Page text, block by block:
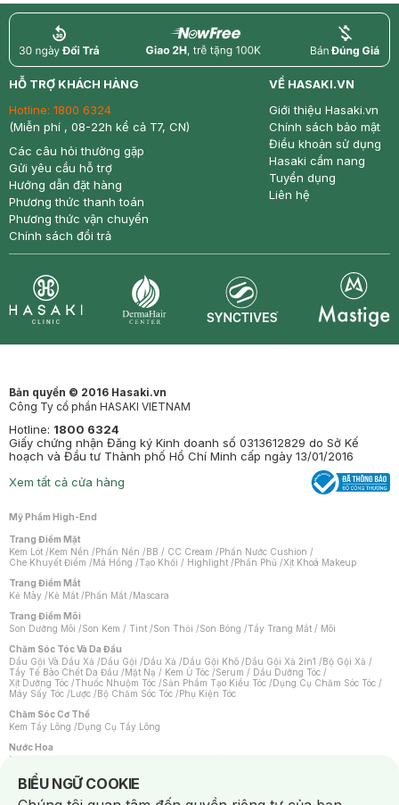
return nowfree price
HỖ TRỢ KHÁCH HÀNG
Hotline: 1800 6324
(Miễn phí , 08-22h kể cả T7, CN)
Các câu hỏi thường gặp
Gửi yêu cầu hỗ trợ
Hướng dẫn đặt hàng
Phương thức thanh toán
Phương thức vận chuyển
Chính sách đổi trả
VỀ HASAKI.VN
Giới thiệu Hasaki.vn
Chính sách bảo mật
Điều khoản sử dụng
Hasaki cẩm nang
Tuyển dụng
Liên hệ
Bản quyền © 2016 Hasaki.vn
Công Ty cổ phần HASAKI VIETNAM
Hotline: 1800 6324
Giấy chứng nhận Đăng ký Kinh doanh số 0313612829 do Sở Kế
hoạch và Đầu tư Thành phố Hồ Chí Minh cấp ngày 13/01/2016
Xem tất cả cửa hàng
Mỹ Phẩm High-End
Trang Điểm Mặt
Kem Lót /Kem Nền /Phấn Nền /BB / CC Cream /Phấn Nước Cushion /
Che Khuyết Điểm /Má Hồng /Tạo Khối / Highlight /Phấn Phủ /Xịt Khoá Makeup
Trang Điểm Mắt
Kẻ Mày /Kẻ Mắt /Phấn Mắt /Mascara
Trang Điểm Môi
Son Dưỡng Môi /Son Kem / Tint /Son Thỏi /Son Bóng /Tẩy Trang Mắt / Môi
Chăm Sóc Tóc Và Da Đầu
Dầu Gội Và Dầu Xả /Dầu Gội /Dầu Xả /Dầu Gội Khô /Dầu Gội Xả 2in1 /Bộ Gội Xả /
Tẩy Tế Bào Chết Da Đầu /Mặt Nạ / Kem Ủ Tóc /Serum / Dầu Dưỡng Tóc /
Xịt Dưỡng Tóc /Thuốc Nhuộm Tóc /Sản Phẩm Tạo Kiểu Tóc /Dụng Cụ Chăm Sóc Tóc /
Máy Sấy Tóc /Lược /Bộ Chăm Sóc Tóc /Phụ Kiện Tóc
Chăm Sóc Cơ Thể
Kem Tẩy Lông /Dụng Cụ Tẩy Lông
Nước Hoa
Nước Hoa Nữ
Chăm Sóc Cá Nhân
BIỂU NGỮ COOKIE
Notice about cookies usage